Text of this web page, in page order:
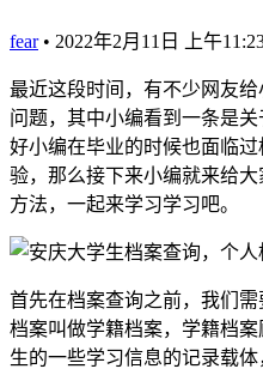
fear • 2022年2月11日 上午
最近这段时间，有不少网友
问题，其中小编看到一条是
好小编在毕业的时候也面临
验，那么接下来小编就来给
方法，一起来学习学习吧。
首先在档案查询之前，我们
档案叫做学籍档案，学籍档
生的一些学习信息的记录载